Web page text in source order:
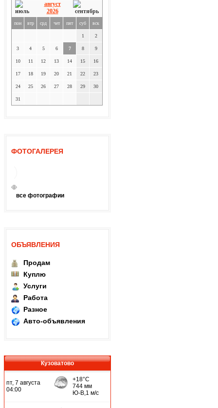
август
2026
пон втр срд чет пят суб вск
1 2
3 4 5 6 7 8 9
10 11 12 13 14 15 16
17 18 19 20 21 22 23
24 25 26 27 28 29 30
31
ФОТОГАЛЕРЕЯ
все фотографии
ОБЪЯВЛЕНИЯ
Продам
Куплю
Услуги
Работа
Разное
Авто-объявления
Кузоватово